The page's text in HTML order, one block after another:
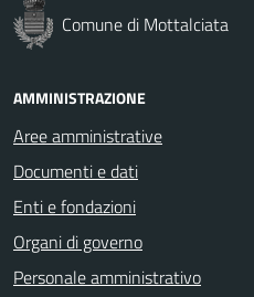
Comune di Mottalciata
AMMINISTRAZIONE
Aree amministrative
Documenti e dati
Enti e fondazioni
Organi di governo
Personale amministrativo